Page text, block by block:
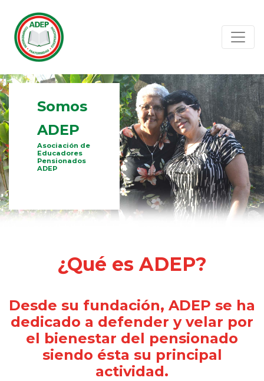
Somos
ADEP
Asociación de
Educadores
Pensionados
ADEP
¿Qué es ADEP?
Desde su fundación, ADEP se ha
dedicado a defender y velar por
el bienestar del pensionado
siendo ésta su principal
actividad.